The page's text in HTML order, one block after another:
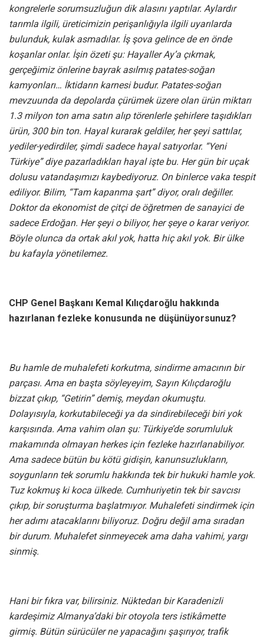
kongrelerle sorumsuzluğun dik alasını yaptılar. Aylardır
tarımla ilgili, üreticimizin perişanlığıyla ilgili uyarılarda
bulunduk, kulak asmadılar. İş şova gelince de en önde
koşanlar onlar. İşin özeti şu: Hayaller Ay’a çıkmak,
gerçeğimiz önlerine bayrak asılmış patates-soğan
kamyonları… İktidarın karnesi budur. Patates-soğan
mevzuunda da depolarda çürümek üzere olan ürün miktarı
1.3 milyon ton ama satın alıp törenlerle şehirlere taşıdıkları
ürün, 300 bin ton. Hayal kurarak geldiler, her şeyi sattılar,
yediler-yedirdiler, şimdi sadece hayal satıyorlar. “Yeni
Türkiye” diye pazarladıkları hayal işte bu. Her gün bir uçak
dolusu vatandaşımızı kaybediyoruz. On binlerce vaka tespit
ediliyor. Bilim, “Tam kapanma şart” diyor, oralı değiller.
Doktor da ekonomist de çitçi de öğretmen de sanayici de
sadece Erdoğan. Her şeyi o biliyor, her şeye o karar veriyor.
Böyle olunca da ortak akıl yok, hatta hiç akıl yok. Bir ülke
bu kafayla yönetilemez.
CHP Genel Başkanı Kemal Kılıçdaroğlu hakkında
hazırlanan fezleke konusunda ne düşünüyorsunuz?
Bu hamle de muhalefeti korkutma, sindirme amacının bir
parçası. Ama en başta söyleyeyim, Sayın Kılıçdaroğlu
bizzat çıkıp, “Getirin” demiş, meydan okumuştu.
Dolayısıyla, korkutabileceği ya da sindirebileceği biri yok
karşısında. Ama vahim olan şu: Türkiye’de sorumluluk
makamında olmayan herkes için fezleke hazırlanabiliyor.
Ama sadece bütün bu kötü gidişin, kanunsuzlukların,
soygunların tek sorumlu hakkında tek bir hukuki hamle yok.
Tuz kokmuş ki koca ülkede. Cumhuriyetin tek bir savcısı
çıkıp, bir soruşturma başlatmıyor. Muhalefeti sindirmek için
her adımı atacaklarını biliyoruz. Doğru değil ama sıradan
bir durum. Muhalefet sinmeyecek ama daha vahimi, yargı
sinmiş.
Hani bir fıkra var, bilirsiniz. Nüktedan bir Karadenizli
kardeşimiz Almanya’daki bir otoyola ters istikâmette
girmiş. Bütün sürücüler ne yapacağını şaşırıyor, trafik